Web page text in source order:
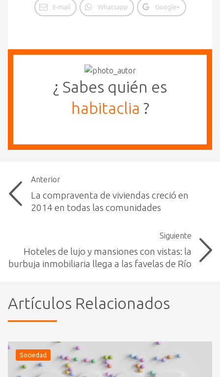
E-mail Whatsapp Google+
¿ Sabes quién es
habitaclia ?
Anterior
La compraventa de viviendas creció en
2014 en todas las comunidades
Siguiente
Hoteles de lujo y mansiones con vistas: la
burbuja inmobiliaria llega a las favelas de Río
Artículos Relacionados
Sociedad